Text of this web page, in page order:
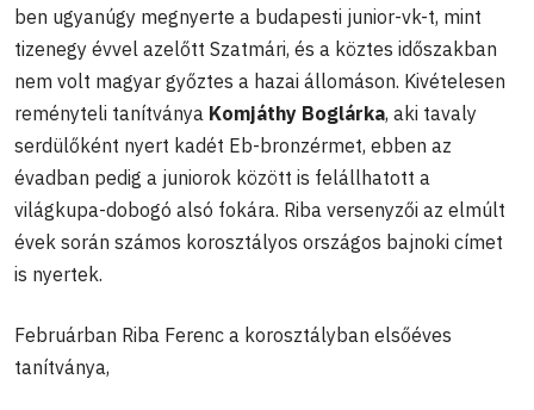
ben ugyanúgy megnyerte a budapesti junior-vk-t, mint
tizenegy évvel azelőtt Szatmári, és a köztes időszakban
nem volt magyar győztes a hazai állomáson. Kivételesen
reményteli tanítványa Komjáthy Boglárka, aki tavaly
serdülőként nyert kadét Eb-bronzérmet, ebben az
évadban pedig a juniorok között is felállhatott a
világkupa-dobogó alsó fokára. Riba versenyzői az elmúlt
évek során számos korosztályos országos bajnoki címet
is nyertek.
Februárban Riba Ferenc a korosztályban elsőéves
tanítványa,